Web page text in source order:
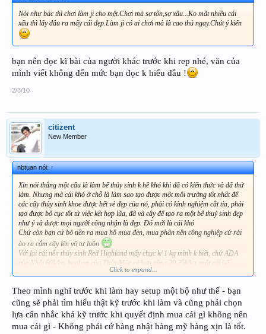
Nói như bác thì chơi làm ji cho mệt.Chơi mà sợ tốn,sợ xấu...Ko mất nhiều cái
xấu thì lấy đâu ra mấy cái đẹp.Làm ji có ai chơi mà là cao thủ ngay.Chút ý kiến
bạn nên đọc kĩ bài của người khác trước khi rep nhé, văn của
mình viết không đến mức bạn đọc k hiểu đâu !
2/3/10
citizent
New Member
nbtuan nói:↑
Xin nói thẳng một câu là làm bể thủy sinh k hề khó khi đã có kiến thức và đã thử
làm. Nhưng mà cái khó ở chỗ là làm sao tạo được một môi trường tốt nhất để
các cây thủy sinh khoe được hết vẻ đẹp của nó, phải có kinh nghiệm cắt tỉa, phải
tạo được bố cục tốt từ việc kết hợp lũa, đã và cây để tạo ra một bể thuỷ sinh đẹp
như ý và được mọi người công nhận là đẹp. Đó mới là cái khó
Chứ còn bạn cứ bỏ tiền ra mua hồ mua đèn, mua phân nền công nghiệp cứ rải
ào ra cắm cây lên vô tư luôn
Với lại cái nền thủy sinh Red Highland mấy chục k/ 1 kg mình k biết, chứ ADA
của Nhật 60k/kg, bonbon của Thủy Mộc rẻ hơn cũng 20 25k/kg, một cái bể
40x80x40 dùng bét cũng phải 10kg tính ra cái nền thôi sinh viên nghèo đã chả đủ
Dẫu sao thủy sinh cũng là thú chơi dành cho người có tiền rồi !! hixxx
Click to expand...
Theo mình nghĩ trước khi làm hay setup một bộ như thế - bạn
cũng sẽ phải tìm hiểu thật kỹ trước khi làm và cũng phải chọn
lựa cân nhắc khá kỹ trước khi quyết định mua cái gì không nên
mua cái gì - Không phải cứ hàng nhật hàng mỹ hàng xịn là tốt.